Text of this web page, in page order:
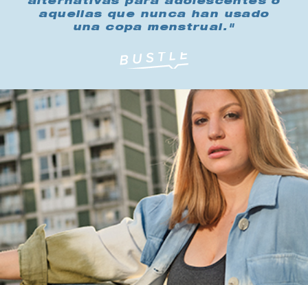
alternativas para adolescentes o
aquellas que nunca han usado
una copa menstrual."